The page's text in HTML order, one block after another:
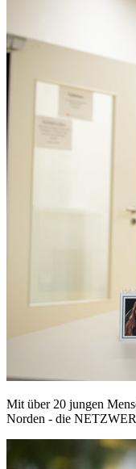
Mit über 20 jungen
Norden - die